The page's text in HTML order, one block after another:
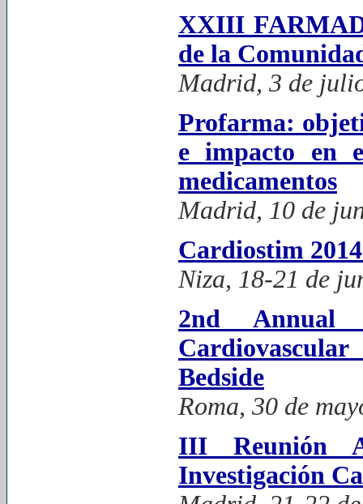
XXIII
de la
Madrid, 3 de
Profarma:
e impacto en
medicamentos
Madrid, 10 de
Cardiostim
Niza, 18-21 de
2nd Annual
Bedside
Roma, 30 de
III Reunión
Investigación